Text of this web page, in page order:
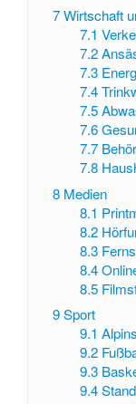
7Wirtschaft
7.1
7.2
7.3
7.4
7.5
7.6
7.7
7.8
8 Medien
8.1
8.2
8.3
8.4
8.5
9Sport
9.1
9.2
9.3
9.4